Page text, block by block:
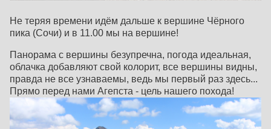
Не теряя времени идём дальше к вершине Чёрного
пика (Сочи) и в 11.00 мы на вершине!
Панорама с вершины безупречна, погода идеальная,
облачка добавляют свой колорит, все вершины видны,
правда не все узнаваемы, ведь мы первый раз здесь...
Прямо перед нами Агепста - цель нашего похода!